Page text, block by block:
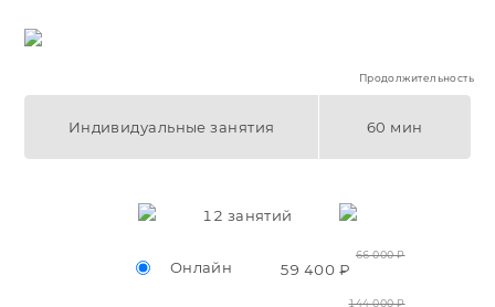
Продолжительность
Индивидуальные занятия 60 мин
12 занятий
Онлайн 59 400 ₽
66 000 ₽
144 000 ₽